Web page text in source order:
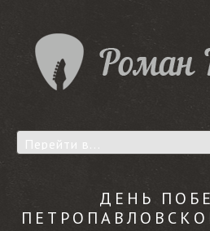
ДЕНЬ